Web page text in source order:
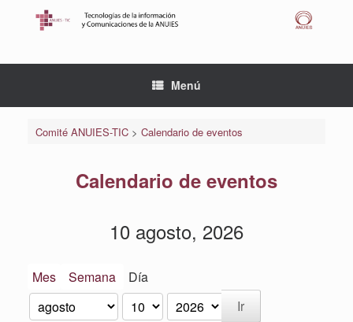
Menú
Comité ANUIES-TIC> Calendario de eventos
Calendario de eventos
10 agosto, 2026
Mes Semana Día
Mes
Día
Año